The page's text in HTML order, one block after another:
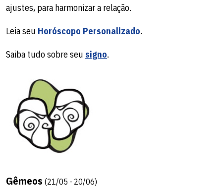
ajustes, para harmonizar a relação.
Leia seu Horóscopo Personalizado.
Saiba tudo sobre seu signo.
Gêmeos (21/05 - 20/06)